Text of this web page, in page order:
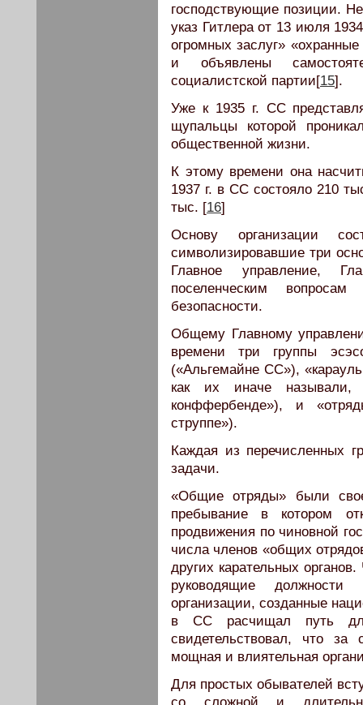
господствующие позиции.
указ Гитлера от 13 июля
огромных заслуг»
и объявлены
социалистской партии[15].
Уже к 1935 г. СС
щупальцы которой
общественной жизни.
К этому времени она
1937 г. в СС состояло 210
тыс. [16]
Основу организации
символизировавшие три
Главное управление,
поселенческим
безопасности.
Общему Главному
времени три группы
(«Альгемайне СС»),
как их иначе называли,
конффербенде»), и
струппе»).
Каждая из перечисленных
задачи.
«Общие отряды» были
пребывание в котором
продвижения по чиновной
числа членов «общих
других карательных
руководящие должности
организации, созданные
в СС расчищал путь
свидетельствовал, что за
мощная и влиятельная
Для простых обывателей